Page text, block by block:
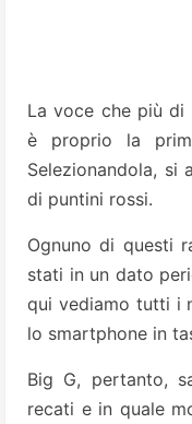
La voce che più
è proprio la
Selezionandola, si
di puntini rossi.
Ognuno di questi
stati in un dato
qui vediamo tutti i
lo smartphone in
Big G, pertanto,
recati e in quale